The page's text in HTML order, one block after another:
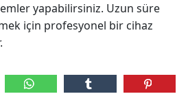
yapabilirsiniz. Uzun süre
için profesyonel bir cihaz